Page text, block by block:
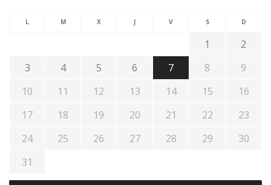
L M X J V S D
1
2
3
4 5 6 7 8
9
10
11 12 13 14 15
16
17
18 19 20 21 22
23
24
25 26 27 28 29
30
31